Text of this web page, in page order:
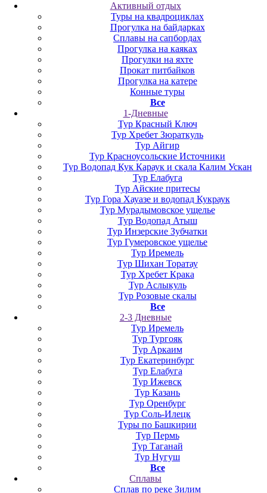
Активный отдых
Туры на квадроциклах
Прогулка на байдарках
Сплавы на сапбордах
Прогулка на каяках
Прогулки на яхте
Прокат питбайков
Прогулка на катере
Конные туры
Все
1-Дневные
Тур Красный Ключ
Тур Хребет Зюраткуль
Тур Айгир
Тур Красноусольские Источники
Тур Водопад Кук Караук и скала Калим Ускан
Тур Елабуга
Тур Айские притесы
Тур Гора Хауазе и водопад Кукраук
Тур Мурадымовское ущелье
Тур Водопад Атыш
Тур Инзерские Зубчатки
Тур Гумеровское ущелье
Тур Иремель
Тур Шихан Торатау
Тур Хребет Крака
Тур Аслыкуль
Тур Розовые скалы
Все
2-3 Дневные
Тур Иремель
Тур Тургояк
Тур Аркаим
Тур Екатеринбург
Тур Елабуга
Тур Ижевск
Тур Казань
Тур Оренбург
Тур Соль-Илецк
Туры по Башкирии
Тур Пермь
Тур Таганай
Тур Нугуш
Все
Сплавы
Сплав по реке Зилим